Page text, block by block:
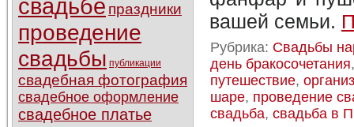
свадьбе праздники
проведение
свадьбы публикации
свадебная фотография
свадебное оформление
свадебное платье
вашей семьи.
Рубрика: Свадьбы
день бракосочетания
путешествие,
шаре, проведение
свадьба, свадьба в